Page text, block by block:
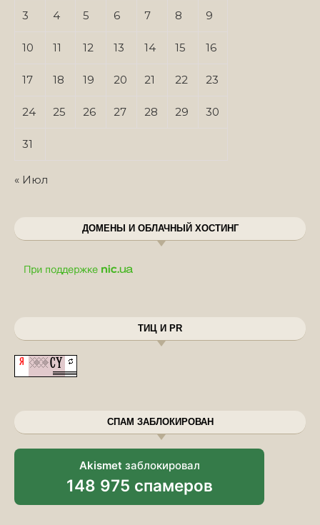
3 4 5 6 7 8 9
10 11 12 13 14 15 16
17 18 19 20 21 22 23
24 25 26 27 28 29 30
31
« Июл
ДОМЕНЫ И ОБЛАЧНЫЙ ХОСТИНГ
ТИЦ И PR
СПАМ ЗАБЛОКИРОВАН
Akismet заблокировал
148 975 спамеров